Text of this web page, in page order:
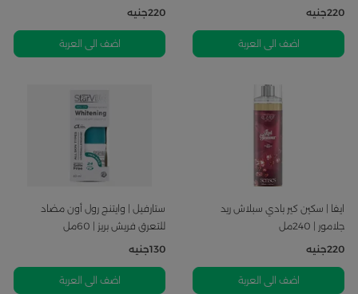
220جنيه
اضف الى العربة
220جنيه
اضف الى العربة
ايفا | سكين كير بادي سبلاش ريد
جلامور | 240مل
220جنيه
اضف الى العربة
ستارفيل | وايتنج رول أون مضاد
للتعرق فريش بريز | 60مل
130جنيه
اضف الى العربة